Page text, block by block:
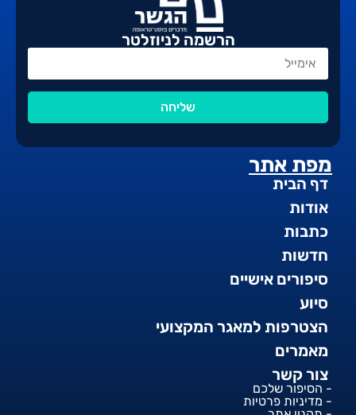
מפת אתר
דף הבית
אודות
כתבות
חדשות
סיפורים אישיים
סיוע
הצטרפות למאגר המקצועי
מאמרים
צור קשר
- הסיפור שלכם
- מדיניות פרטיות
הרשמה לניוזלטר
שליחה